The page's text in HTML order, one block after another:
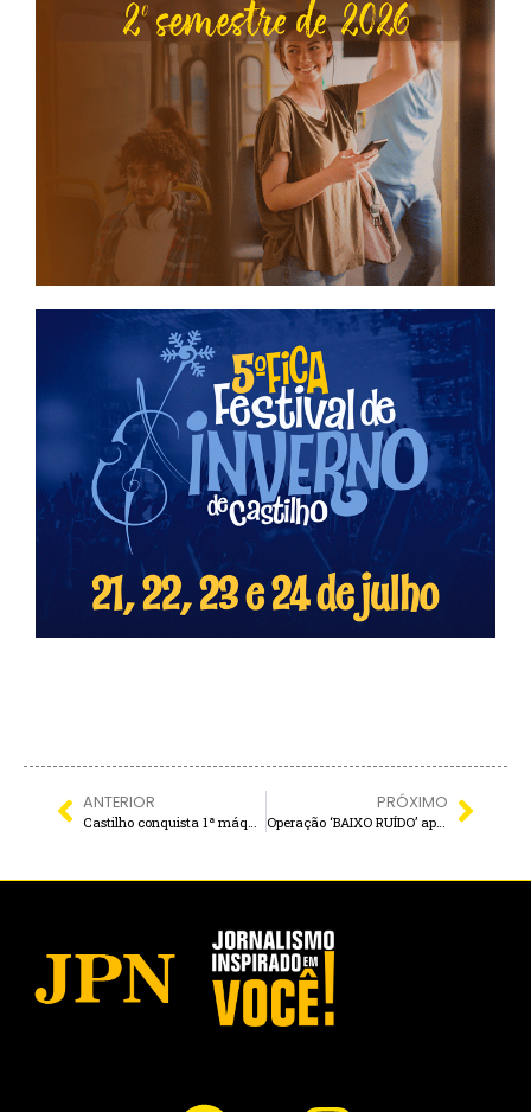
ANTERIOR PRÓXIMO
Operação ‘BAIXO RUÍDO’ aperta o cerco contra escapamentos barulhentos na região de Andradina